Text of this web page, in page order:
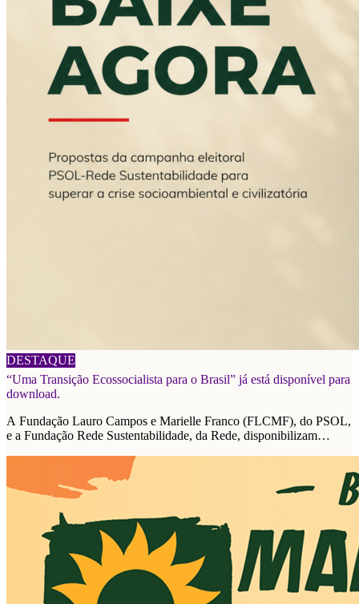
DESTAQUE
06/08/2026
“Uma Transição Ecossocialista para o Brasil” já está disponível para
download.
A Fundação Lauro Campos e Marielle Franco (FLCMF), do PSOL,
e a Fundação Rede Sustentabilidade, da Rede, disponibilizam